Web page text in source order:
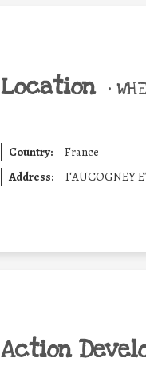
Location •
Country:
France
Address:
FAUCOGNEY
Action